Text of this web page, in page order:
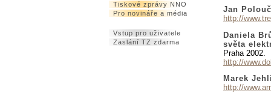
Tiskové zprávy NNO
Pro novináře a média
Vstup pro uživatele
Zaslání TZ zdarma
Jan
http://
Daniela
světa
Praha 2002.
http://
Marek
http://